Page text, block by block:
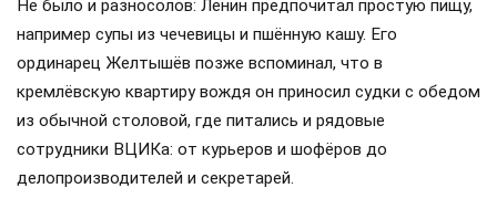
Не было и разносолов: Ленин предпочитал простую пищу,
например супы из чечевицы и пшённую кашу. Его
ординарец Желтышёв позже вспоминал, что в
кремлёвскую квартиру вождя он приносил судки с обедом
из обычной столовой, где питались и рядовые
сотрудники ВЦИКа: от курьеров и шофёров до
делопроизводителей и секретарей.